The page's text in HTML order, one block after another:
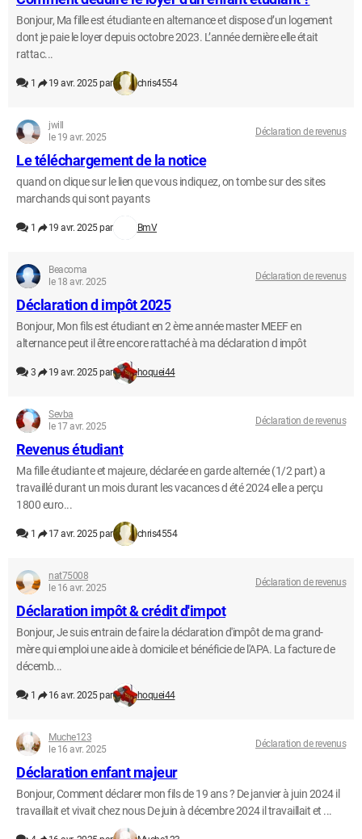
Bonjour, Ma fille est étudiante en alternance et dispose d’un logement
dont je paie le loyer depuis octobre 2023. L’année dernière elle était
rattac...
1 19 avr. 2025 par chris4554
jwill
le 19 avr. 2025
Déclaration de revenus
Le téléchargement de la notice
quand on clique sur le lien que vous indiquez, on tombe sur des sites
marchands qui sont payants
1 19 avr. 2025 par BmV
Beacoma
le 18 avr. 2025
Déclaration de revenus
Déclaration d impôt 2025
Bonjour, Mon fils est étudiant en 2 ème année master MEEF en
alternance peut il être encore rattaché à ma déclaration d impôt
3 19 avr. 2025 par hoquei44
Sevba
le 17 avr. 2025
Déclaration de revenus
Revenus étudiant
Ma fille étudiante et majeure, déclarée en garde alternée (1/2 part) a
travaillé durant un mois durant les vacances d été 2024 elle a perçu
1800 euro...
1 17 avr. 2025 par chris4554
nat75008
le 16 avr. 2025
Déclaration de revenus
Déclaration impôt & crédit d'impot
Bonjour, Je suis entrain de faire la déclaration d'impôt de ma grand-
mère qui emploi une aide à domicile et bénéficie de l'APA. La facture de
décemb...
1 16 avr. 2025 par hoquei44
Muche123
le 16 avr. 2025
Déclaration de revenus
Déclaration enfant majeur
Bonjour, Comment déclarer mon fils de 19 ans ? De janvier à juin 2024 il
travaillait et vivait chez nous De juin à décembre 2024 il travaillait et ...